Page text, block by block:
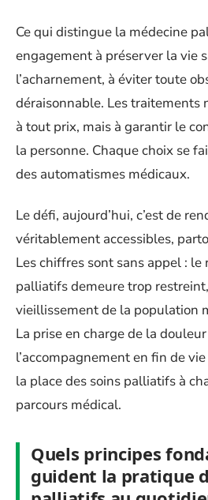
Ce qui distingue la médecine
engagement à préserver la vie
l’acharnement, à éviter toute
déraisonnable. Les traitements
à tout prix, mais à garantir le
la personne. Chaque choix se
des automatismes médicaux.
Le défi, aujourd’hui, c’est de
véritablement accessibles,
Les chiffres sont sans appel : le
palliatifs demeure trop
vieillissement de la population
La prise en charge de la
l’accompagnement en fin de
la place des soins palliatifs à
parcours médical.
Quels principes
guident la pratique